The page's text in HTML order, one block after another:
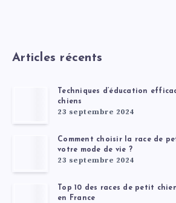
Articles récents
Techniques d’éducation
chiens
23 septembre 2024
Comment choisir la race de
votre mode de vie ?
23 septembre 2024
Top 10 des races de petit
en France